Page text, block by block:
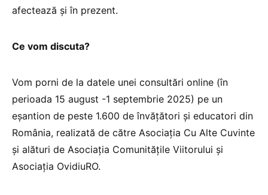
afectează și în prezent.
Ce vom discuta?
Vom porni de la datele unei consultări online (în
perioada 15 august -1 septembrie 2025) pe un
eșantion de peste 1.600 de învățători și educatori din
România, realizată de către Asociația Cu Alte Cuvinte
și alături de Asociația Comunitățile Viitorului și
Asociația OvidiuRO.